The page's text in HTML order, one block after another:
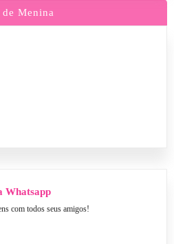
Menina
Whatsapp
com todos seus amigos!